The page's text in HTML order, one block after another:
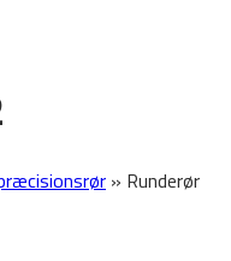
» Runderør